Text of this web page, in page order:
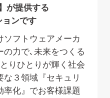
が提供する
ョンです
ソフトウェアメーカ
の力で､未来をつくる
りひとりが輝く社会
３領域『セキュリ
率化』でお客様課題